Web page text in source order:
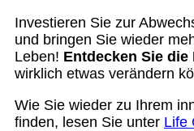
Investieren Sie zur
und bringen Sie wieder
Leben! Entdecken Sie die
wirklich etwas verändern
Wie Sie wieder zu Ihrem
finden, lesen Sie unter Life